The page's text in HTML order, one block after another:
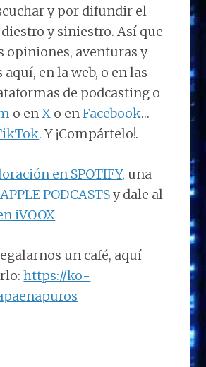
y por difundir el
y siniestro. Así que
opiniones, aventuras y
en la web, o en las
de podcasting o
o enX o enFacebook…
. Y ¡Compártelo!.
en SPOTIFY, una
PODCASTSy dale al
iVOOX
un café, aquí
https://ko-